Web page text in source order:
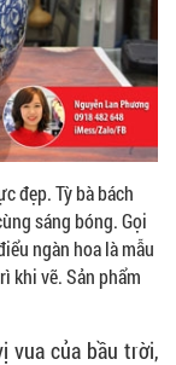
đẹp. Tỳ bà bách
sáng bóng. Gọi
ngàn hoa là mẫu
khi vẽ. Sản phẩm
vua của bầu trời,